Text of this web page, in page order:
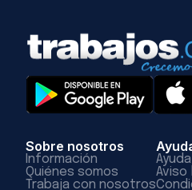
Sobre nosotros
Información
Quiénes somos
Trabaja con nosotros
Ayuda
Aviso